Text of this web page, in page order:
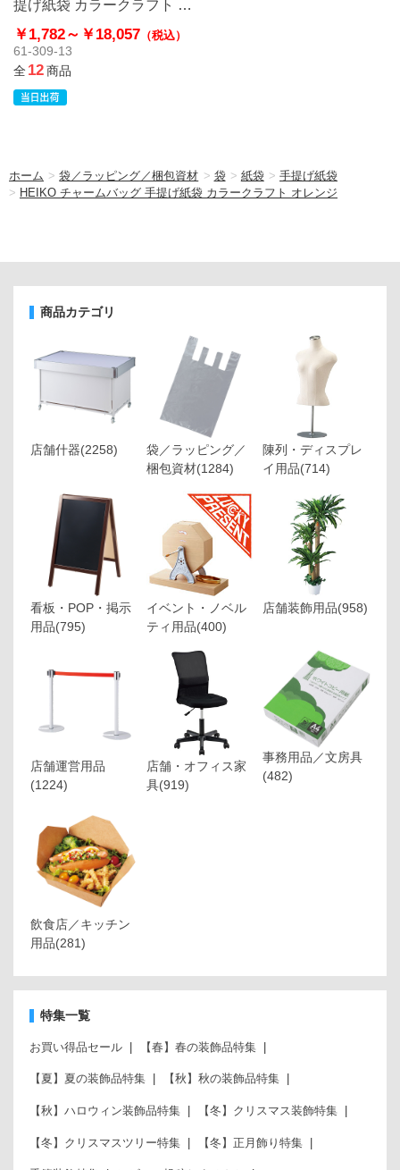
提げ紙袋 カラークラフト オ
レンジ
￥1,782～ ￥18,057 （税込）
61-309-13
全12商品
ホーム >袋／ラッピング／梱包資材 > 袋 > 紙袋 > 手提げ紙袋
> HEIKO チャームバッグ 手提げ紙袋 カラークラフト オレンジ
商品カテゴリ
店舗什器(2258)
袋／ラッピング／
梱包資材(1284)
陳列・ディスプレ
イ用品(714)
看板・POP・掲示
用品(795)
イベント・ノベル
ティ用品(400)
店舗装飾用品(958)
店舗運営用品
(1224)
店舗・オフィス家
具(919)
事務用品／文房具
(482)
飲食店／キッチン
用品(281)
特集一覧
お買い得品セール 【春】春の装飾品特集
【夏】夏の装飾品特集 【秋】秋の装飾品特集
【秋】ハロウィン装飾品特集 【冬】クリスマス装飾特集
【冬】クリスマスツリー特集 【冬】正月飾り特集